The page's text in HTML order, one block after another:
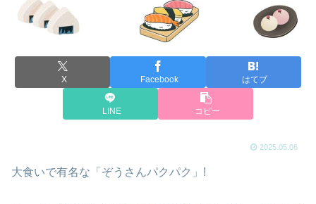
X Facebook はてブ
LINE コピー
2025.05.06
大食いで有名な「ぞうさんパクパク」!